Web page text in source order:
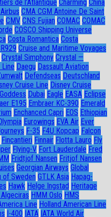
de l’Atlantique Charming China
CMA CGM Antoine De Saint
CMV CNS Fujian COMAC COMAC
COSCO Shipping Universe
Costa Romantica Costa
Cruise and Maritime Voyages
Crystal Simphony Crystal —
Line Daegu Dassault Aviation
Defendseas Deutschland
Cruise Line Disney Cruise
Dubai Eagle EASA Eclipse
E195 Embraer KC-390 Emerald
Enchanced Capri EOS Ethiopian
Eurowings EVA Air Ever
F-35 F4U Корсар Falcon
Fincantieri Finnair Flotta Lauro Fly
Flying-V Fort Lauderdale Fred
Fridtjof Nansen Fritjof Nansen
Georgian Airways Global
of Sweden GTLK Asia Hapag-
Hawk Helge Ingstad Heritage
HMM Oslo HMS
Line Holland American Line
I-400 IATA IATA World Air